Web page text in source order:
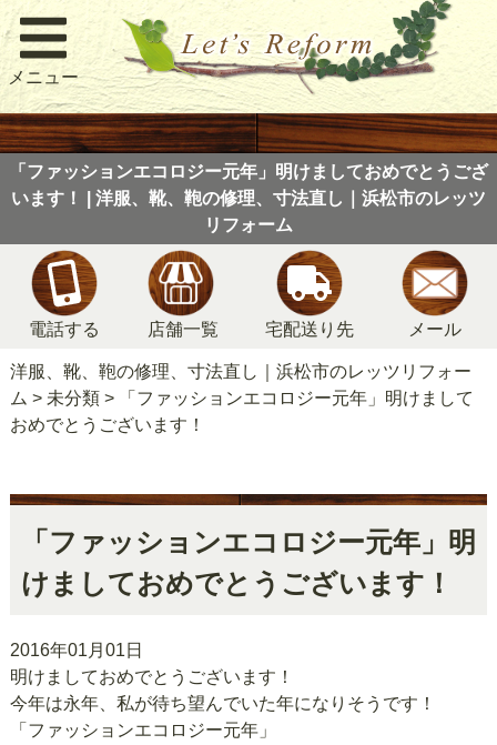
メニュー
「ファッションエコロジー元年」明けましておめでとうござ
います！ | 洋服、靴、鞄の修理、寸法直し｜浜松市のレッツ
リフォーム
電話する 店舗一覧 宅配送り先 メール
洋服、靴、鞄の修理、寸法直し｜浜松市のレッツリフォー
ム > 未分類>
「ファッションエコロジー元年」明けまして
おめでとうございます！
「ファッションエコロジー元年」明
けましておめでとうございます！
2016年01月01日
明けましておめでとうございます！
今年は永年、私が待ち望んでいた年になりそうです！
「ファッションエコロジー元年」